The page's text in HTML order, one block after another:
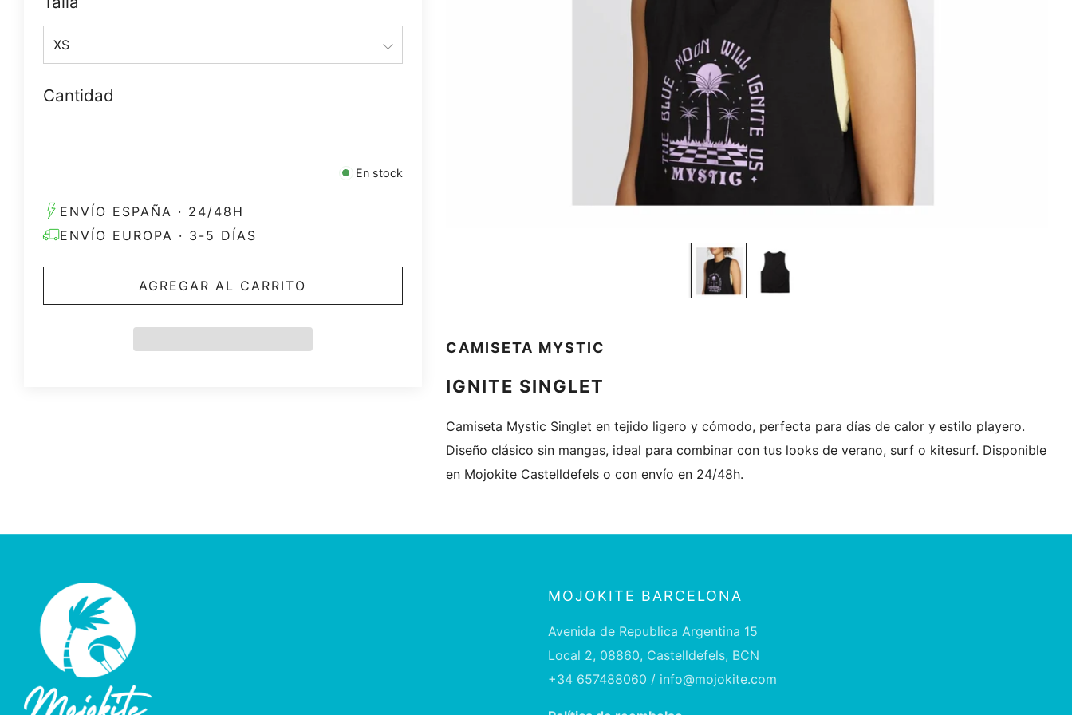
Cantidad
En stock
ENVÍO ESPAÑA · 24/48H
ENVÍO EUROPA · 3-5 DÍAS
AGREGAR AL CARRITO
CAMISETA MYSTIC
IGNITE SINGLET
Camiseta Mystic Singlet en tejido ligero y cómodo, perfecta para días de calor y estilo playero.
Diseño clásico sin mangas, ideal para combinar con tus looks de verano, surf o kitesurf. Disponible
en Mojokite Castelldefels o con envío en 24/48h.
MOJOKITE BARCELONA
Avenida de Republica Argentina 15
Local 2, 08860, Castelldefels, BCN
+34 657488060 / info@mojokite.com